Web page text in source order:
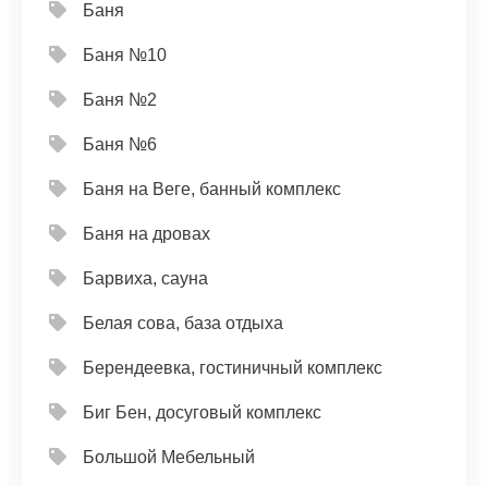
Баня
Баня №10
Баня №2
Баня №6
Баня на Веге, банный комплекс
Баня на дровах
Барвиха, сауна
Белая сова, база отдыха
Берендеевка, гостиничный комплекс
Биг Бен, досуговый комплекс
Большой Мебельный